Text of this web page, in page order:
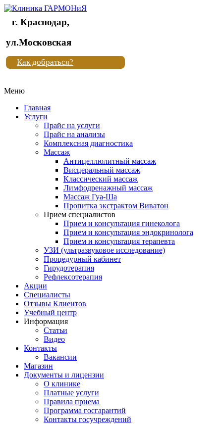
Клиника
"Новая
жизнь"
Клиника
жизнь"
г. Краснодар,
ул.Московская
Как добраться?
Меню
Главная
Услуги
Прайс на услуги
Прайс на анализы
Комплексная диагностика
Массаж
Антицеллюлитный массаж
Висцеральный массаж
Классический массаж
Лимфодренажный массаж
Массаж Гуа-Ша
Пропитка экстрактом Виватон
Прием специалистов
Прием и консультация гинеколога
Прием и консультация эндокринолога
Прием и консультация терапевта
УЗИ (ультразвуковое исследование)
Процедурный кабинет
Гирудотерапия
Рефлексотерапия
Акции
Специалисты
Отзывы Клиентов
Учебный центр
Информация
Статьи
Видео
Контакты
Вакансии
Магазин
Документы и лицензии
О клинике
Платные услуги
Правила приема
Программа госгарантий
Контакты госучреждений